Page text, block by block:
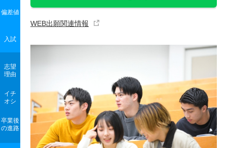
WEB出願関連情報
偏差値
入試
志望
理由
イチ
オシ
卒業後
の進路